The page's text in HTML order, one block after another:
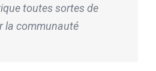
toutes sortes de
la communauté